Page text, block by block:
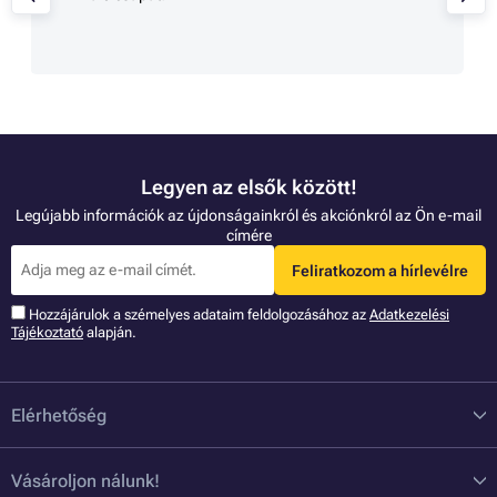
Legyen az elsők között!
Legújabb információk az újdonságainkról és akciónkról az Ön e-mail
címére
Feliratkozom a hírlevélre
Hozzájárulok a szémelyes adataim feldolgozásához az Adatkezelési
Tájékoztató alapján.
Elérhetőség
Vásároljon nálunk!